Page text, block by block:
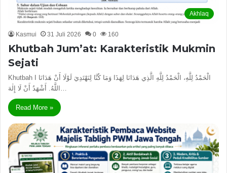
Akhlaq
Kasmui 31 Juli 2026 0 160
Khutbah Jum’at: Karakteristik Mukmin
Sejati
Khutbah I الْحَمْدُ لِلَّهِ، الْحَمْدُ لِلَّهِ الَّذِي هَدَانَا لِهَذَا وَمَا كُنَّا لِنَهْتَدِيَ لَوْلَا أَنْ هَدَانَا
اللَّهُ. أَشْهَدُ أَنْ لَا إِلٰهَ…
Read More »